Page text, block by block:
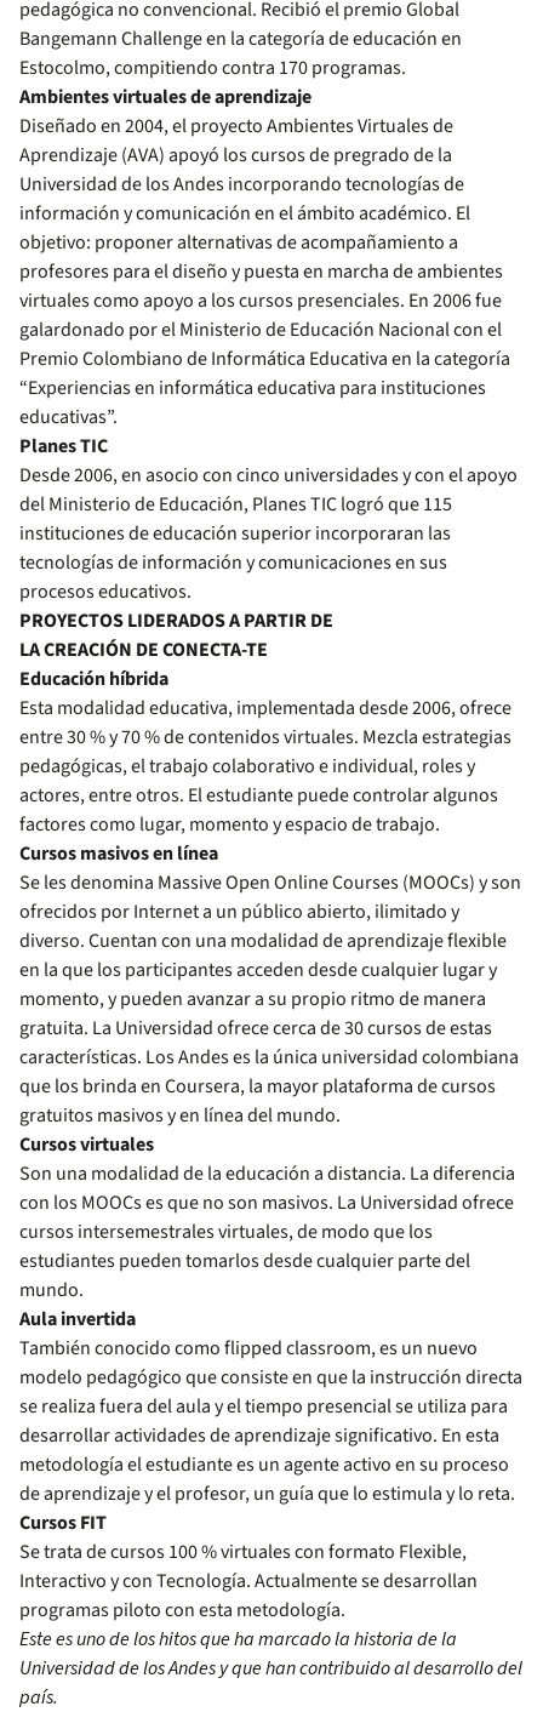
pedagógica no convencional. Recibió el premio Global
Bangemann Challenge en la categoría de educación en
Estocolmo, compitiendo contra 170 programas.
Ambientes virtuales de aprendizaje
Diseñado en 2004, el proyecto Ambientes Virtuales de
Aprendizaje (AVA) apoyó los cursos de pregrado de la
Universidad de los Andes incorporando tecnologías de
información y comunicación en el ámbito académico. El
objetivo: proponer alternativas de acompañamiento a
profesores para el diseño y puesta en marcha de ambientes
virtuales como apoyo a los cursos presenciales. En 2006 fue
galardonado por el Ministerio de Educación Nacional con el
Premio Colombiano de Informática Educativa en la categoría
“Experiencias en informática educativa para instituciones
educativas”.
Planes TIC
Desde 2006, en asocio con cinco universidades y con el apoyo
del Ministerio de Educación, Planes TIC logró que 115
instituciones de educación superior incorporaran las
tecnologías de información y comunicaciones en sus
procesos educativos.
PROYECTOS LIDERADOS A PARTIR DE
LA CREACIÓN DE CONECTA-TE
Educación híbrida
Esta modalidad educativa, implementada desde 2006, ofrece
entre 30 % y 70 % de contenidos virtuales. Mezcla estrategias
pedagógicas, el trabajo colaborativo e individual, roles y
actores, entre otros. El estudiante puede controlar algunos
factores como lugar, momento y espacio de trabajo.
Cursos masivos en línea
Se les denomina Massive Open Online Courses (MOOCs) y son
ofrecidos por Internet a un público abierto, ilimitado y
diverso. Cuentan con una modalidad de aprendizaje flexible
en la que los participantes acceden desde cualquier lugar y
momento, y pueden avanzar a su propio ritmo de manera
gratuita. La Universidad ofrece cerca de 30 cursos de estas
características. Los Andes es la única universidad colombiana
que los brinda en Coursera, la mayor plataforma de cursos
gratuitos masivos y en línea del mundo.
Cursos virtuales
Son una modalidad de la educación a distancia. La diferencia
con los MOOCs es que no son masivos. La Universidad ofrece
cursos intersemestrales virtuales, de modo que los
estudiantes pueden tomarlos desde cualquier parte del
mundo.
Aula invertida
También conocido como flipped classroom, es un nuevo
modelo pedagógico que consiste en que la instrucción directa
se realiza fuera del aula y el tiempo presencial se utiliza para
desarrollar actividades de aprendizaje significativo. En esta
metodología el estudiante es un agente activo en su proceso
de aprendizaje y el profesor, un guía que lo estimula y lo reta.
Cursos FIT
Se trata de cursos 100 % virtuales con formato Flexible,
Interactivo y con Tecnología. Actualmente se desarrollan
programas piloto con esta metodología.
Este es uno de los hitos que ha marcado la historia de la
Universidad de los Andes y que han contribuido al desarrollo del
país.